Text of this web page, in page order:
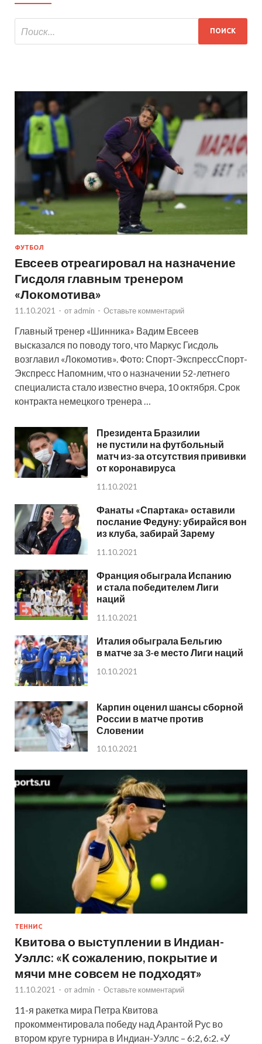
ФУТБОЛ
Евсеев отреагировал на назначение
Гисдоля главным тренером
«Локомотива»
11.10.2021 - от admin - Оставьте комментарий
Главный тренер «Шинника» Вадим Евсеев
высказался по поводу того, что Маркус Гисдоль
возглавил «Локомотив». Фото: Спорт-ЭкспрессСпорт-
Экспресс Напомним, что о назначении 52-летнего
специалиста стало известно вчера, 10 октября. Срок
контракта немецкого тренера …
Президента Бразилии
не пустили на футбольный
матч из-за отсутствия прививки
от коронавируса
11.10.2021
Фанаты «Спартака» оставили
послание Федуну: убирайся вон
из клуба, забирай Зарему
11.10.2021
Франция обыграла Испанию
и стала победителем Лиги
наций
11.10.2021
Италия обыграла Бельгию
в матче за 3-е место Лиги наций
10.10.2021
Карпин оценил шансы сборной
России в матче против
Словении
10.10.2021
ТЕННИС
Квитова о выступлении в Индиан-
Уэллс: «К сожалению, покрытие и
мячи мне совсем не подходят»
11.10.2021 - от admin - Оставьте комментарий
11-я ракетка мира Петра Квитова
прокомментировала победу над Арантой Рус во
втором круге турнира в Индиан-Уэллс – 6:2, 6:2. «У